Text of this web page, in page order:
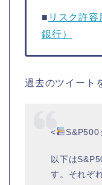
■ リスク許
銀行）
過去のツイート
< S&P500
以下は
す。それぞ